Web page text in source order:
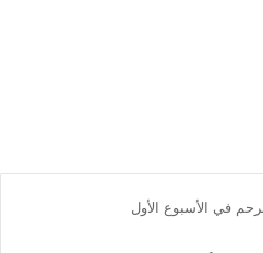
في الأسبوع الأول